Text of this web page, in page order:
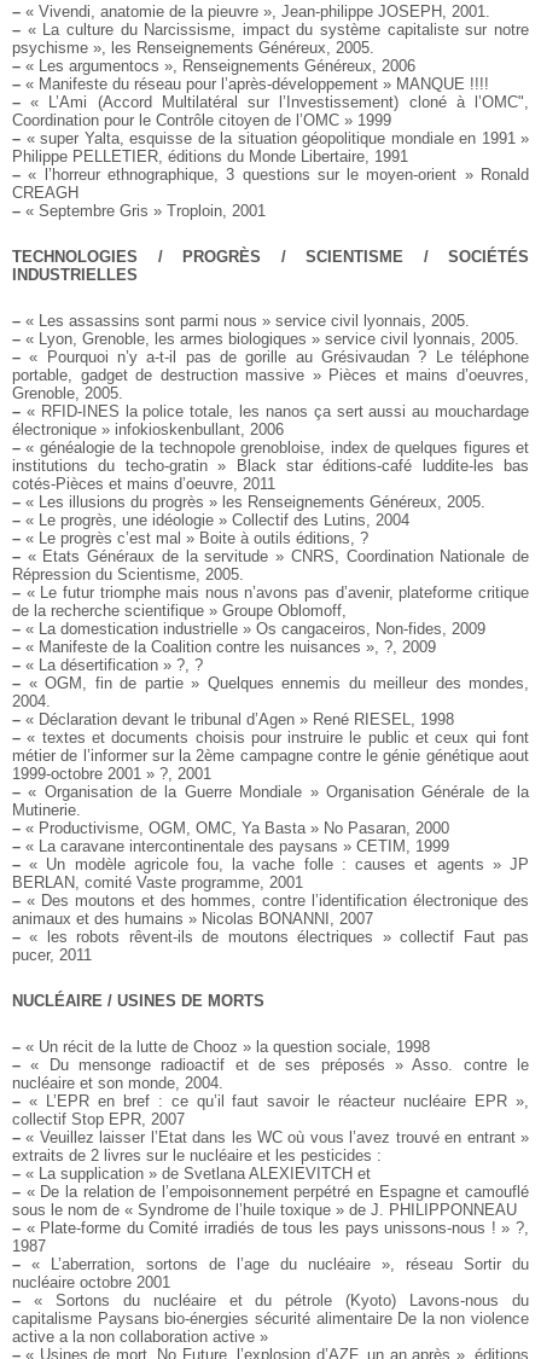
– « Vivendi, anatomie de la pieuvre », Jean-philippe JOSEPH, 2001.
– « La culture du Narcissisme, impact du système capitaliste sur notre
psychisme », les Renseignements Généreux, 2005.
– « Les argumentocs », Renseignements Généreux, 2006
– « Manifeste du réseau pour l’après-développement » MANQUE !!!!
– « L’Ami (Accord Multilatéral sur l’Investissement) cloné à l’OMC",
Coordination pour le Contrôle citoyen de l’OMC » 1999
– « super Yalta, esquisse de la situation géopolitique mondiale en 1991 »
Philippe PELLETIER, éditions du Monde Libertaire, 1991
– « l’horreur ethnographique, 3 questions sur le moyen-orient » Ronald
CREAGH
– « Septembre Gris » Troploin, 2001
TECHNOLOGIES / PROGRÈS / SCIENTISME / SOCIÉTÉS
INDUSTRIELLES
– « Les assassins sont parmi nous » service civil lyonnais, 2005.
– « Lyon, Grenoble, les armes biologiques » service civil lyonnais, 2005.
– « Pourquoi n’y a-t-il pas de gorille au Grésivaudan ? Le téléphone
portable, gadget de destruction massive » Pièces et mains d’oeuvres,
Grenoble, 2005.
– « RFID-INES la police totale, les nanos ça sert aussi au mouchardage
électronique » infokioskenbullant, 2006
– « généalogie de la technopole grenobloise, index de quelques figures et
institutions du techo-gratin » Black star éditions-café luddite-les bas
cotés-Pièces et mains d’oeuvre, 2011
– « Les illusions du progrès » les Renseignements Généreux, 2005.
– « Le progrès, une idéologie » Collectif des Lutins, 2004
– « Le progrès c’est mal » Boite à outils éditions, ?
– « Etats Généraux de la servitude » CNRS, Coordination Nationale de
Répression du Scientisme, 2005.
– « Le futur triomphe mais nous n’avons pas d’avenir, plateforme critique
de la recherche scientifique » Groupe Oblomoff,
– « La domestication industrielle » Os cangaceiros, Non-fides, 2009
– « Manifeste de la Coalition contre les nuisances », ?, 2009
– « La désertification » ?, ?
– « OGM, fin de partie » Quelques ennemis du meilleur des mondes,
2004.
– « Déclaration devant le tribunal d’Agen » René RIESEL, 1998
– « textes et documents choisis pour instruire le public et ceux qui font
métier de l’informer sur la 2ème campagne contre le génie génétique aout
1999-octobre 2001 » ?, 2001
– « Organisation de la Guerre Mondiale » Organisation Générale de la
Mutinerie.
– « Productivisme, OGM, OMC, Ya Basta » No Pasaran, 2000
– « La caravane intercontinentale des paysans » CETIM, 1999
– « Un modèle agricole fou, la vache folle : causes et agents » JP
BERLAN, comité Vaste programme, 2001
– « Des moutons et des hommes, contre l’identification électronique des
animaux et des humains » Nicolas BONANNI, 2007
– « les robots rêvent-ils de moutons électriques » collectif Faut pas
pucer, 2011
NUCLÉAIRE / USINES DE MORTS
– « Un récit de la lutte de Chooz » la question sociale, 1998
– « Du mensonge radioactif et de ses préposés » Asso. contre le
nucléaire et son monde, 2004.
– « L’EPR en bref : ce qu’il faut savoir le réacteur nucléaire EPR »,
collectif Stop EPR, 2007
– « Veuillez laisser l’Etat dans les WC où vous l’avez trouvé en entrant »
extraits de 2 livres sur le nucléaire et les pesticides :
– « La supplication » de Svetlana ALEXIEVITCH et
– « De la relation de l’empoisonnement perpétré en Espagne et camouflé
sous le nom de « Syndrome de l’huile toxique » de J. PHILIPPONNEAU
– « Plate-forme du Comité irradiés de tous les pays unissons-nous ! » ?,
1987
– « L’aberration, sortons de l’age du nucléaire », réseau Sortir du
nucléaire octobre 2001
– « Sortons du nucléaire et du pétrole (Kyoto) Lavons-nous du
capitalisme Paysans bio-énergies sécurité alimentaire De la non violence
active a la non collaboration active »
– « Usines de mort, No Future, l’explosion d’AZF, un an après », éditions